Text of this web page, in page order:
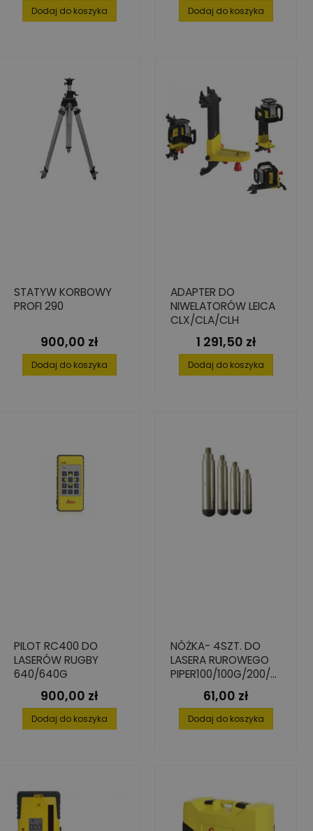
Dodaj do koszyka Dodaj do koszyka
STATYW KORBOWY
PROFI 290
Cena
900,00 zł
Dodaj do koszyka
ADAPTER DO
NIWELATORÓW LEICA
CLX/CLA/CLH
Cena
1 291,50 zł
Dodaj do koszyka
PILOT RC400 DO
LASERÓW RUGBY
640/640G
Cena
900,00 zł
Dodaj do koszyka
NÓŻKA- 4SZT. DO
LASERA RUROWEGO
PIPER100/100G/200/2
00G - ŚREDNICA
250MMCena
61,00 zł
Dodaj do koszyka